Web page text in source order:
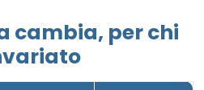
cambia, per chi